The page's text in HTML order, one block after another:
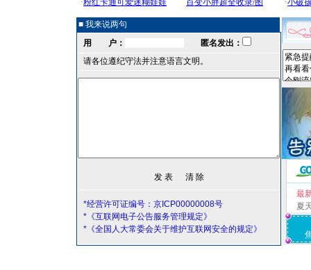
■ 我来说两句
用 户：
匿名发出：
请各位遵纪守法并注意语言文明。
*经营许可证编号：京ICP00000008号
*《互联网电子公告服务管理规定》
*《全国人大常委会关于维护互联网安全的规定》
最
夏